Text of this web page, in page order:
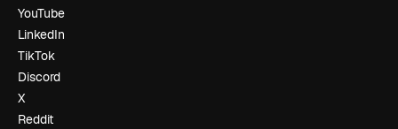
YouTube
LinkedIn
TikTok
Discord
X
Reddit